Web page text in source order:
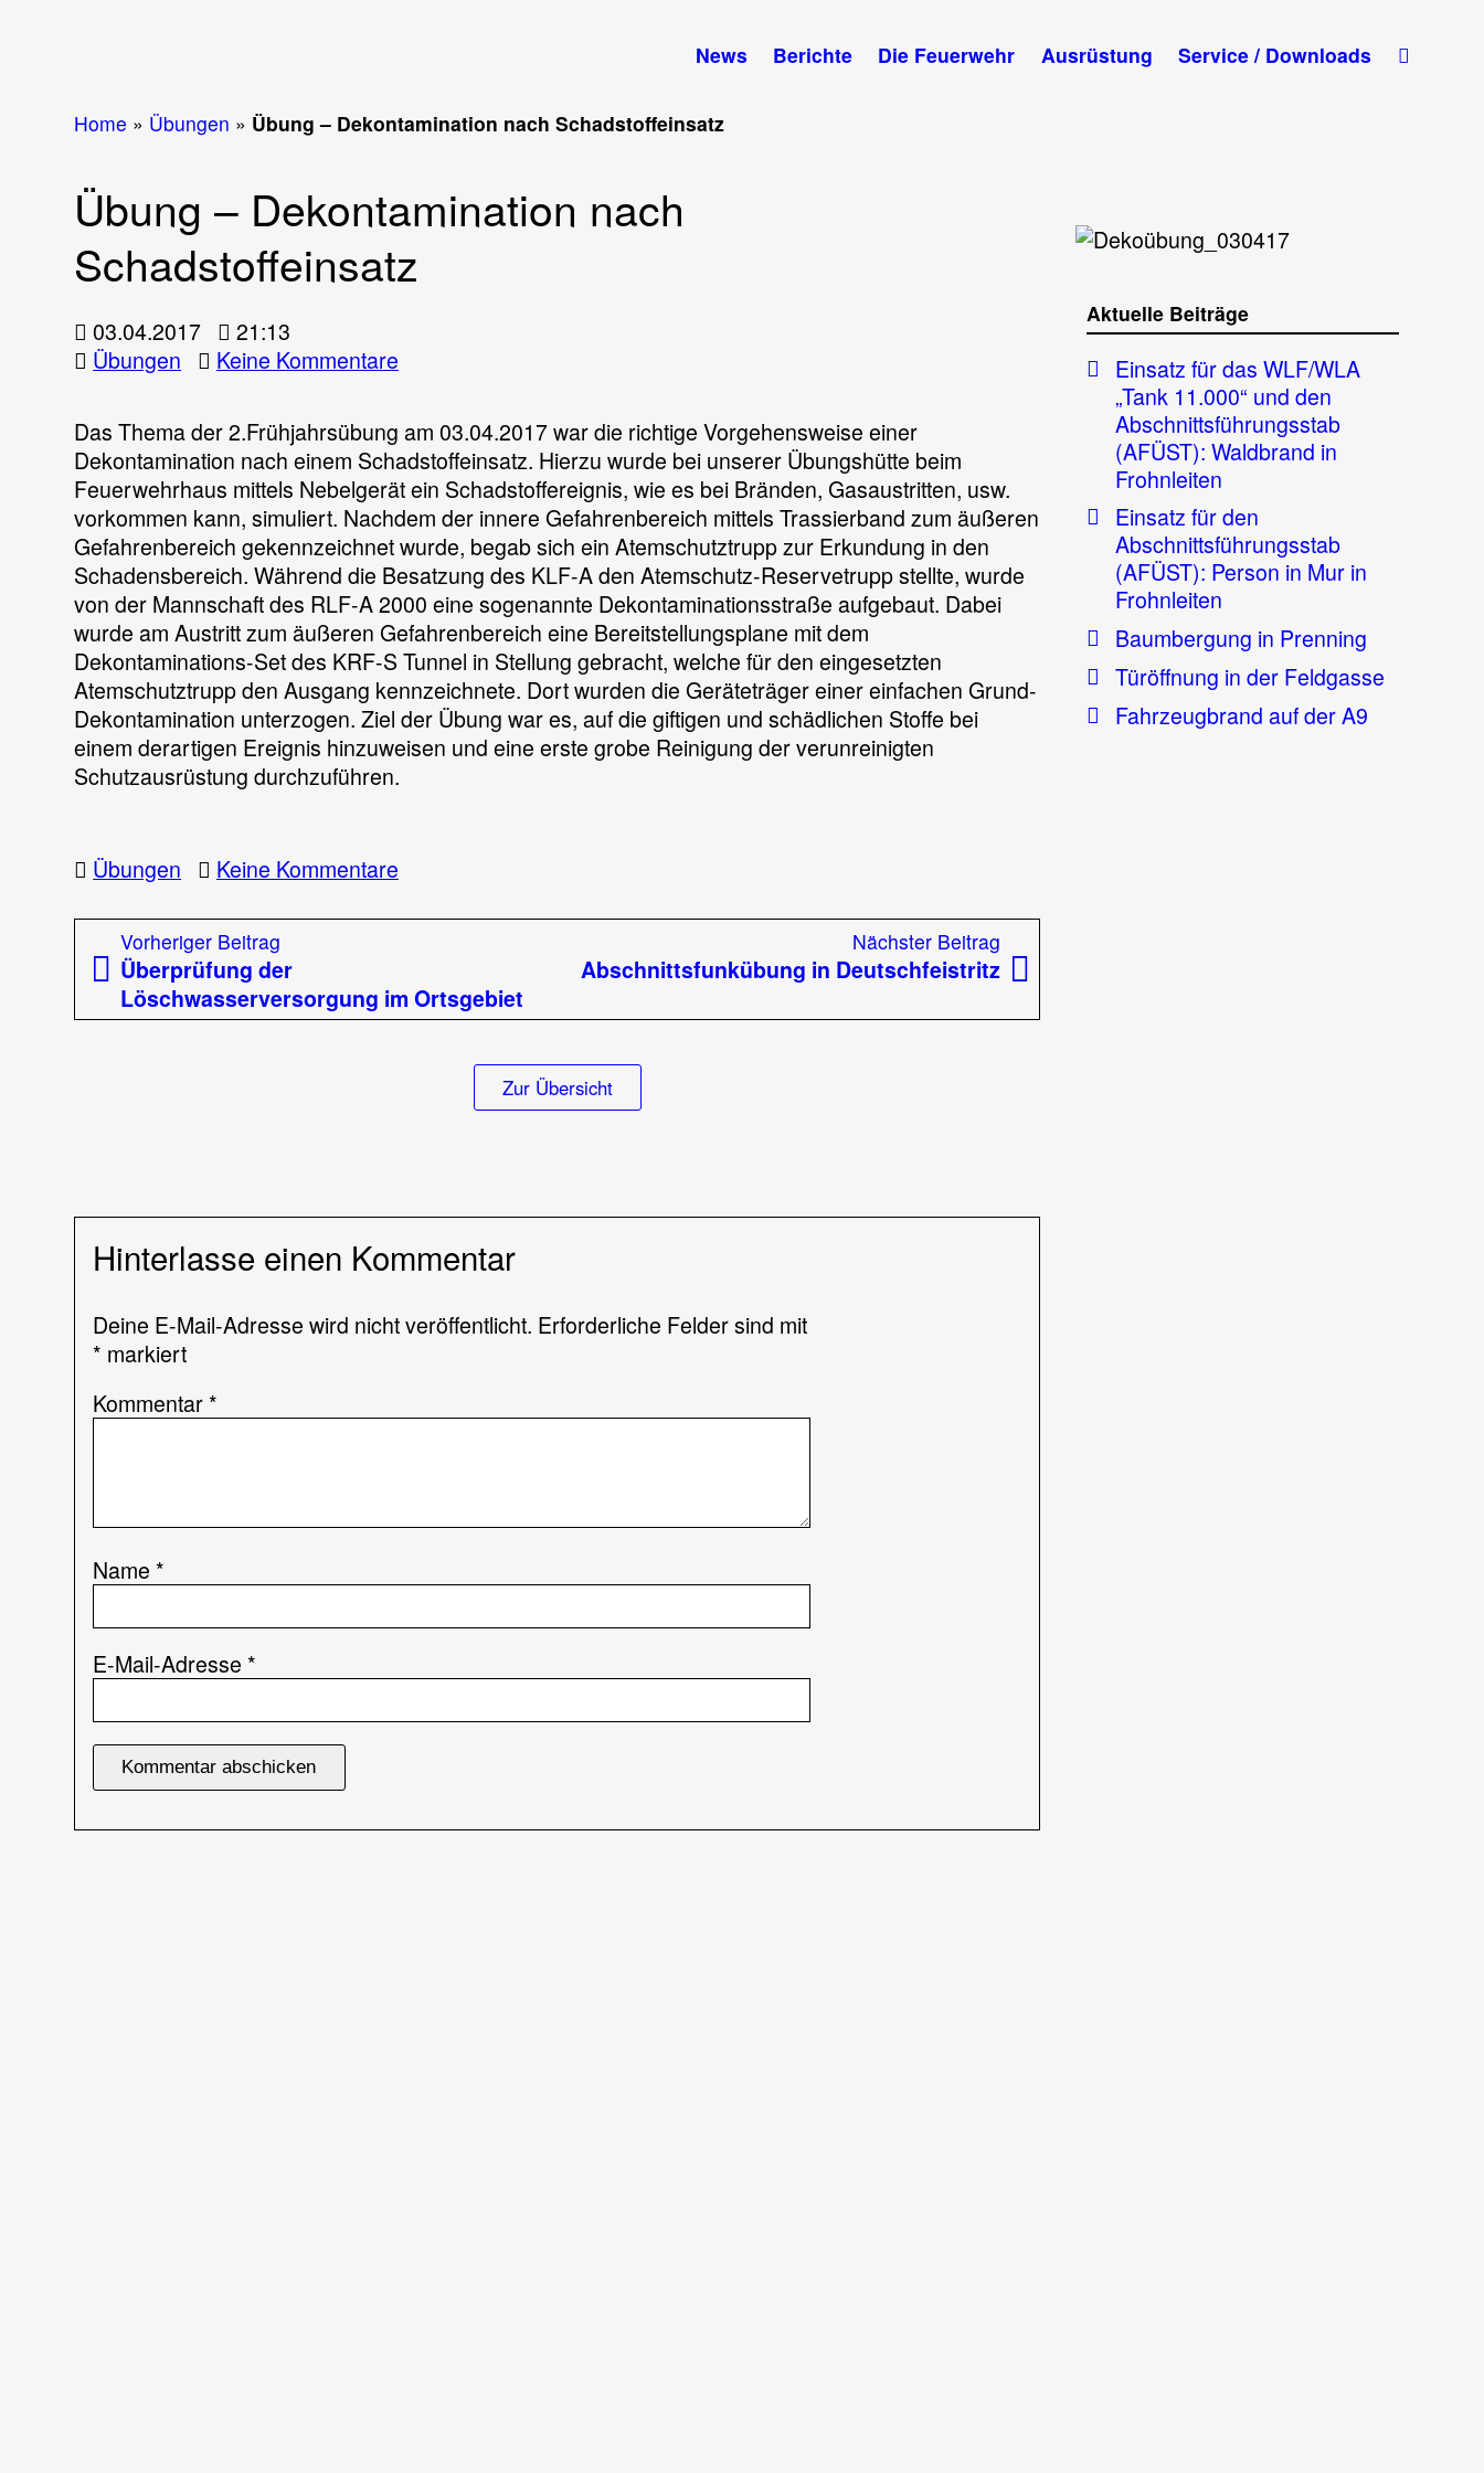
News Berichte Die Feuerwehr Ausrüstung Service / Downloads
Home » Übungen » Übung – Dekontamination nach Schadstoffeinsatz
Übung – Dekontamination nach
Schadstoffeinsatz
03.04.2017
21:13
Übungen
Keine Kommentarezu
Dekontamination
nach
Schadstoffeinsatz
Das Thema der 2.Frühjahrsübung am 03.04.2017 war die richtige Vorgehensweise einer
Dekontamination nach einem Schadstoffeinsatz. Hierzu wurde bei unserer Übungshütte beim
Feuerwehrhaus mittels Nebelgerät ein Schadstoffereignis, wie es bei Bränden, Gasaustritten, usw.
vorkommen kann, simuliert. Nachdem der innere Gefahrenbereich mittels Trassierband zum äußeren
Gefahrenbereich gekennzeichnet wurde, begab sich ein Atemschutztrupp zur Erkundung in den
Schadensbereich. Während die Besatzung des KLF-A den Atemschutz-Reservetrupp stellte, wurde
von der Mannschaft des RLF-A 2000 eine sogenannte Dekontaminationsstraße aufgebaut. Dabei
wurde am Austritt zum äußeren Gefahrenbereich eine Bereitstellungsplane mit dem
Dekontaminations-Set des KRF-S Tunnel in Stellung gebracht, welche für den eingesetzten
Atemschutztrupp den Ausgang kennzeichnete. Dort wurden die Geräteträger einer einfachen Grund-
Dekontamination unterzogen. Ziel der Übung war es, auf die giftigen und schädlichen Stoffe bei
einem derartigen Ereignis hinzuweisen und eine erste grobe Reinigung der verunreinigten
Schutzausrüstung durchzuführen.
Übungen Keine Kommentarezu
–
nach
Schadstoffeinsatz
Beitragsnavigation
Vorheriger Beitrag
Beitrag:
Überprüfung der
Löschwasserversorgung im Ortsgebiet
Nächster Beitrag
Beitrag:
Abschnittsfunkübung in Deutschfeistritz
Zur Übersicht
Hinterlasse einen Kommentar
Deine E-Mail-Adresse wird nicht veröffentlicht. Erforderliche Felder sind mit
* markiert
Kommentar *
Name *
E-Mail-Adresse *
Aktuelle Beiträge
Einsatz für das WLF/WLA
„Tank 11.000“ und den
Abschnittsführungsstab
(AFÜST): Waldbrand in
Frohnleiten
Einsatz für den
Abschnittsführungsstab
(AFÜST): Person in Mur in
Frohnleiten
Baumbergung in Prenning
Türöffnung in der Feldgasse
Fahrzeugbrand auf der A9